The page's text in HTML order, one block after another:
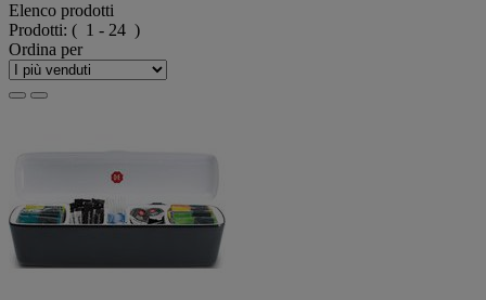
Elenco prodotti
Prodotti: ( 1 - 24 )
Ordina per